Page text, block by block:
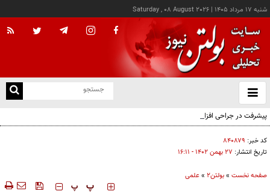
شنبه ۱۷ مرداد ۱۴۰۵ |
Saturday , 08 August 2026
باز
و
پیشرفت در جراحی افزایش قد؛ میله تیتانیومی جدید دوره نقاهت را از چند ماه به چند هفته
کاهش می‌دهد
کد خبر: ۸۴۰۸۷۹
تاریخ انتشار: ۲۷ بهمن ۱۴۰۲ - ۱۶:۱۱
صفحه نخست »بولتن2 »علمی
‍‍‍ پ پ